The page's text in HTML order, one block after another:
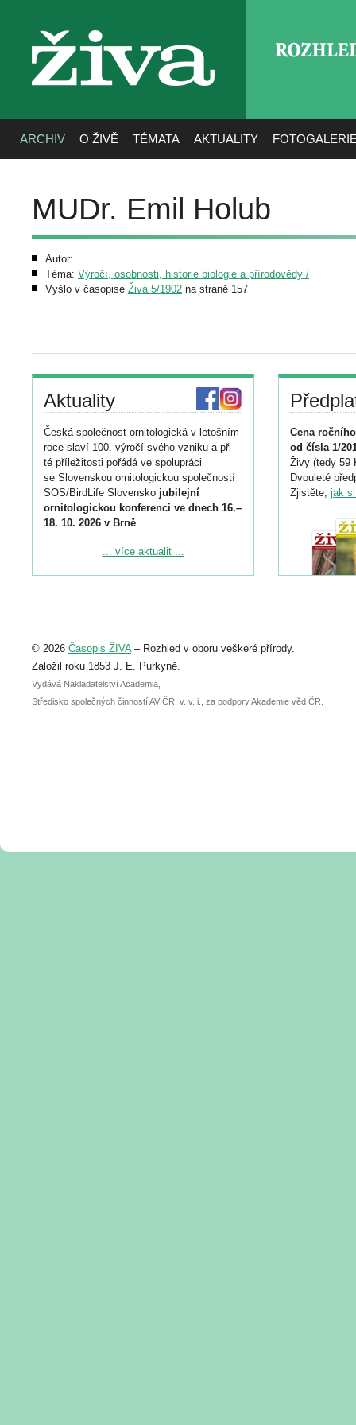
živa
ARCHIV O ŽIVĚ TÉMATA AKTUALITY
MUDr. Emil Holub
Autor:
Téma: Výročí, osobnosti, historie biologie a přírodovědy /
Vyšlo v časopise Živa 5/1902 na straně 157
Aktuality
Česká společnost ornitologická v letošním
roce slaví 100. výročí svého vzniku a při
té příležitosti pořádá ve spolupráci
se Slovenskou ornitologickou společností
SOS/BirdLife Slovensko jubilejní
ornitologickou konferenci ve dnech 16.–
18. 10. 2026 v Brně.
Podrobnější informace ke konferenci
Registrovat se můžete do 6. září.
abstraktu přihlášené přednášky nebo
posteru je už 30. června.
... více aktualit ...
Cena
od čísla 1/
Živy (tedy 59
Dvouleté
Zjistěte, jak
© 2026 Časopis ŽIVA– Rozhled v oboru veškeré přírody.
Založil roku 1853 J. E. Purkyně.
Vydává Nakladatelství Academia,
Středisko společných činností AV ČR, v. v. i., za podpory Akademie věd ČR.